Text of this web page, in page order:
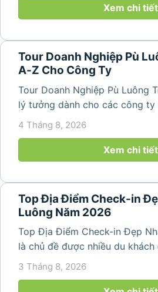
Hóa vài giờ di chuyển,...Xem chi tiết
Tour Doanh Nghiệp Pù
A-Z Cho Công Ty
Tour Doanh Nghiệp Pù Luông
lý tưởng dành cho các công ty
dưỡng, gắn kết đội ngũ và tái
những ngày làm việc căng
thiên nhiên trong lành,...
4 Tháng 8, 2026
Xem chi tiết
Top Địa Điểm Check-in
Luông Năm 2026
Top Địa Điểm Check-in Đẹp
là chủ đề được nhiều du khách
hoạch khám phá vùng đất
3 Tháng 8, 2026